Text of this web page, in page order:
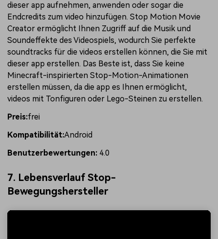
dieser app aufnehmen, anwenden oder sogar die
Endcredits zum video hinzufügen. Stop Motion Movie
Creator ermöglicht Ihnen Zugriff auf die Musik und
Soundeffekte des Videospiels, wodurch Sie perfekte
soundtracks für die videos erstellen können, die Sie mit
dieser app erstellen. Das Beste ist, dass Sie keine
Minecraft-inspirierten Stop-Motion-Animationen
erstellen müssen, da die app es Ihnen ermöglicht,
videos mit Tonfiguren oder Lego-Steinen zu erstellen.
Preis:frei
Kompatibilität:Android
Benutzerbewertungen: 4.0
7. Lebensverlauf Stop-
Bewegungshersteller